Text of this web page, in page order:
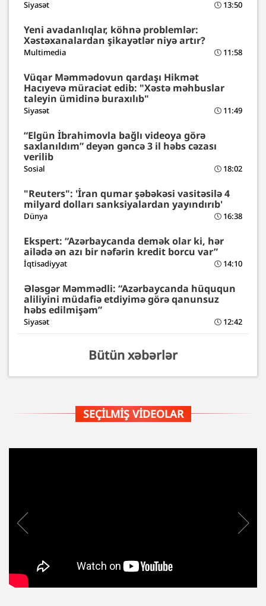
Siyasət 13:50
Yeni avadanlıqlar, köhnə problemlər:
Xəstəxanalardan şikayətlər niyə artır?
Multimedia 11:58
Vüqar Məmmədovun qardaşı Hikmət
Hacıyevə müraciət edib: "Xəstə məhbuslar
taleyin ümidinə buraxılıb"
Siyasət 11:49
“Elgün İbrahimovla bağlı videoya görə
saxlanıldım” deyən gəncə 3 il həbs cəzası
verilib
Sosial 18:02
"Reuters": 'İran qumar şəbəkəsi vasitəsilə 4
milyard dolları sanksiyalardan yayındırıb'
Dünya 16:38
Ekspert: “Azərbaycanda demək olar ki, hər
ailədə ən azı bir nəfərin kredit borcu var”
İqtisadiyyat 14:10
Ələsgər Məmmədli: “Azərbaycanda hüququn
aliliyini müdafiə etdiyimə görə qanunsuz
həbs edilmişəm”
Siyasət 12:42
Bütün xəbərlər
SEÇILMIŞ VIDEOLAR